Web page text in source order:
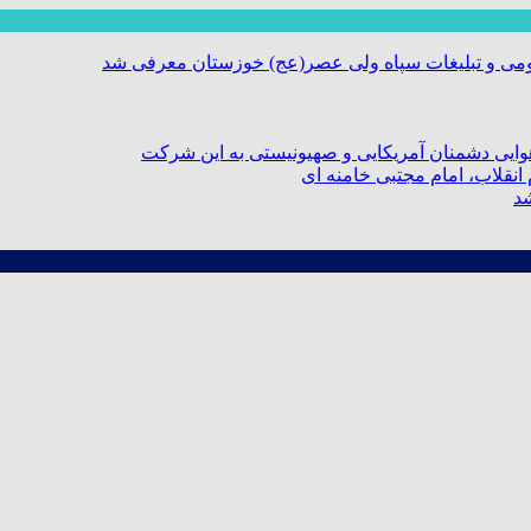
و تبلیغات سپاه ولی عصر(عج) خوزستان معرفی شد
دشمنان آمریکایی و صهیونیستی به این شرکت
امام مجتبی خامنه ای